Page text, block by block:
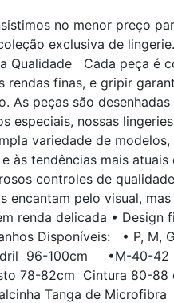
no menor preço
exclusiva de
Qualidade Cada peça é
rendas finas, e gripir
As peças são
especiais, nossas
variedade de
às tendências mais
controles de
encantam pelo visual,
renda delicada •
Disponíveis: • P,
96-100cm •M-40-
78-82cm Cintura 80-
Tanga de